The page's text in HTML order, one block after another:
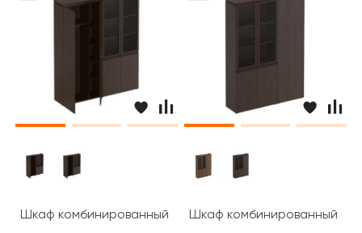
Шкаф комбинированный для одежды со стеклом МК
Шкаф комбинированный со